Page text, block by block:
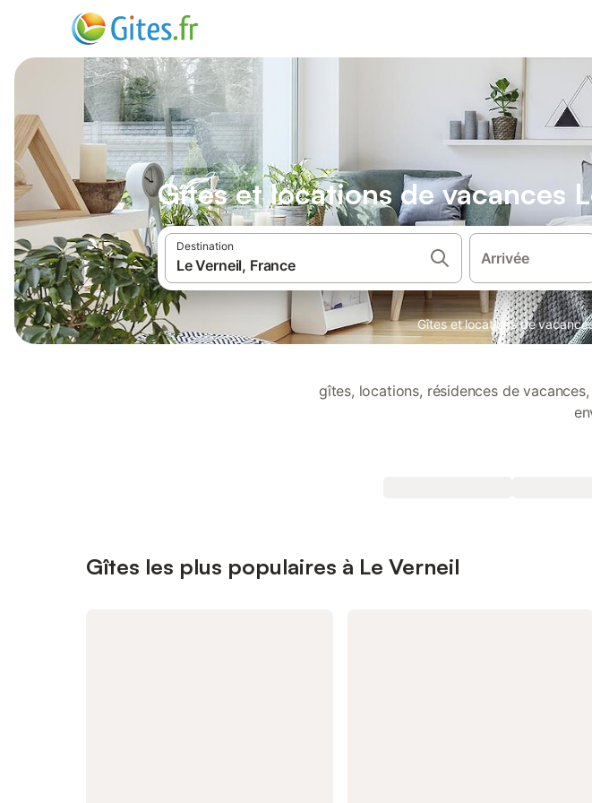
Gîtes et locations de vacances
Destination
Arrivée
Gîtes et locations de
gîtes, locations, résidences de
Gîtes les plus populaires à Le Verneil